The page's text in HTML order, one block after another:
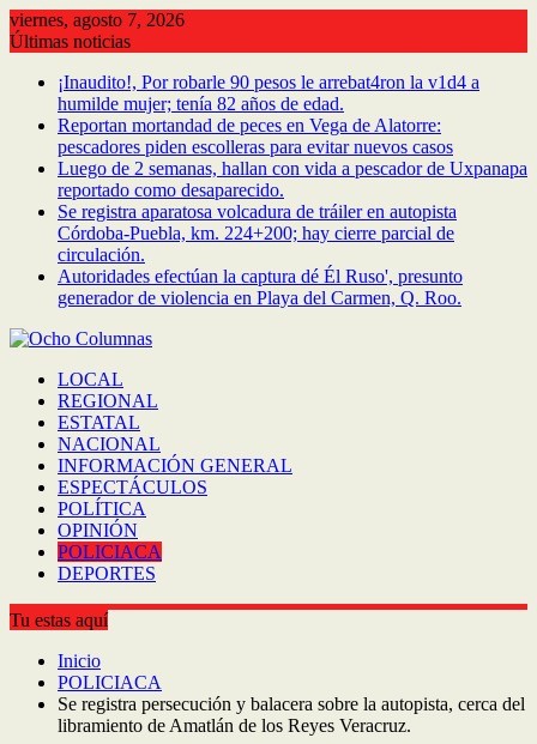
Saltar
al
viernes, agosto 7, 2026
Últimas noticias
¡Inaudito!, Por robarle 90 pesos le arrebat4ron la v1d4 a
humilde mujer; tenía 82 años de edad.
Reportan mortandad de peces en Vega de Alatorre:
pescadores piden escolleras para evitar nuevos casos
Luego de 2 semanas, hallan con vida a pescador de Uxpanapa
reportado como desaparecido.
Se registra aparatosa volcadura de tráiler en autopista
Córdoba-Puebla, km. 224+200; hay cierre parcial de
circulación.
Autoridades efectúan la captura dé Él Ruso', presunto
generador de violencia en Playa del Carmen, Q. Roo.
LOCAL
REGIONAL
ESTATAL
NACIONAL
INFORMACIÓN GENERAL
ESPECTÁCULOS
POLÍTICA
OPINIÓN
POLICIACA
DEPORTES
Tu estas aquí
Inicio
POLICIACA
Se registra persecución y balacera sobre la autopista, cerca del
libramiento de Amatlán de los Reyes Veracruz.